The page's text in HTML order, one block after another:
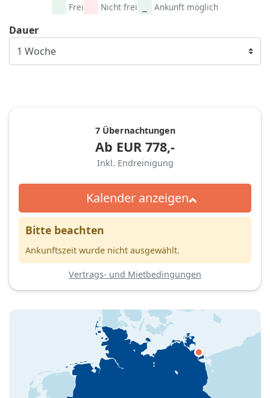
Frei Nicht frei Ankunft möglich
Dauer
7 Übernachtungen
Ab EUR 778,-
Inkl. Endreinigung
Kalender anzeigen
Bitte beachten
Ankunftszeit wurde nicht ausgewählt.
Vertrags- und Mietbedingungen